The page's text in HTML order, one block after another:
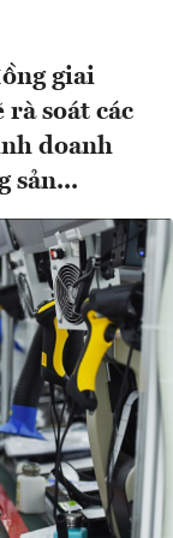
giai
rà soát các
doanh
sản...